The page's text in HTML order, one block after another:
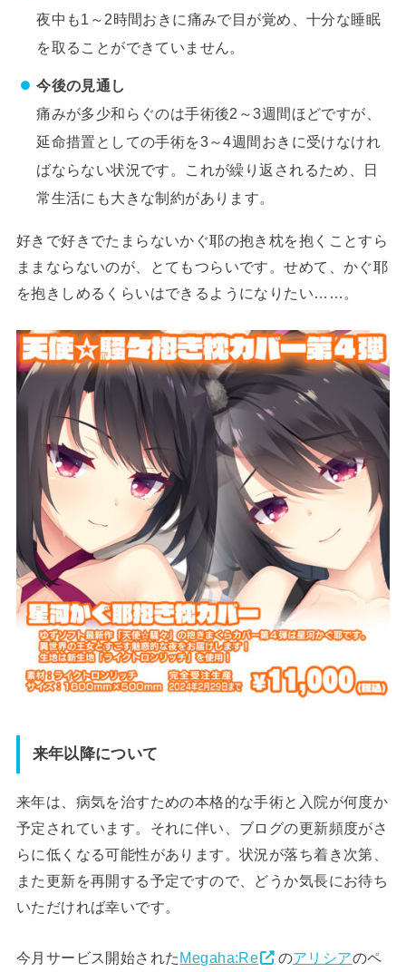
夜中も1～2時間おきに痛みで目が覚め、十分な睡眠
を取ることができていません。
今後の見通し
痛みが多少和らぐのは手術後2～3週間ほどですが、
延命措置としての手術を3～4週間おきに受けなけれ
ばならない状況です。これが繰り返されるため、日
常生活にも大きな制約があります。
好きで好きでたまらないかぐ耶の抱き枕を抱くことすら
ままならないのが、とてもつらいです。せめて、かぐ耶
を抱きしめるくらいはできるようになりたい……。
来年以降について
来年は、病気を治すための本格的な手術と入院が何度か
予定されています。それに伴い、ブログの更新頻度がさ
らに低くなる可能性があります。状況が落ち着き次第、
また更新を再開する予定ですので、どうか気長にお待ち
いただければ幸いです。
今月サービス開始されたMegaha:Re のアリシアのペ